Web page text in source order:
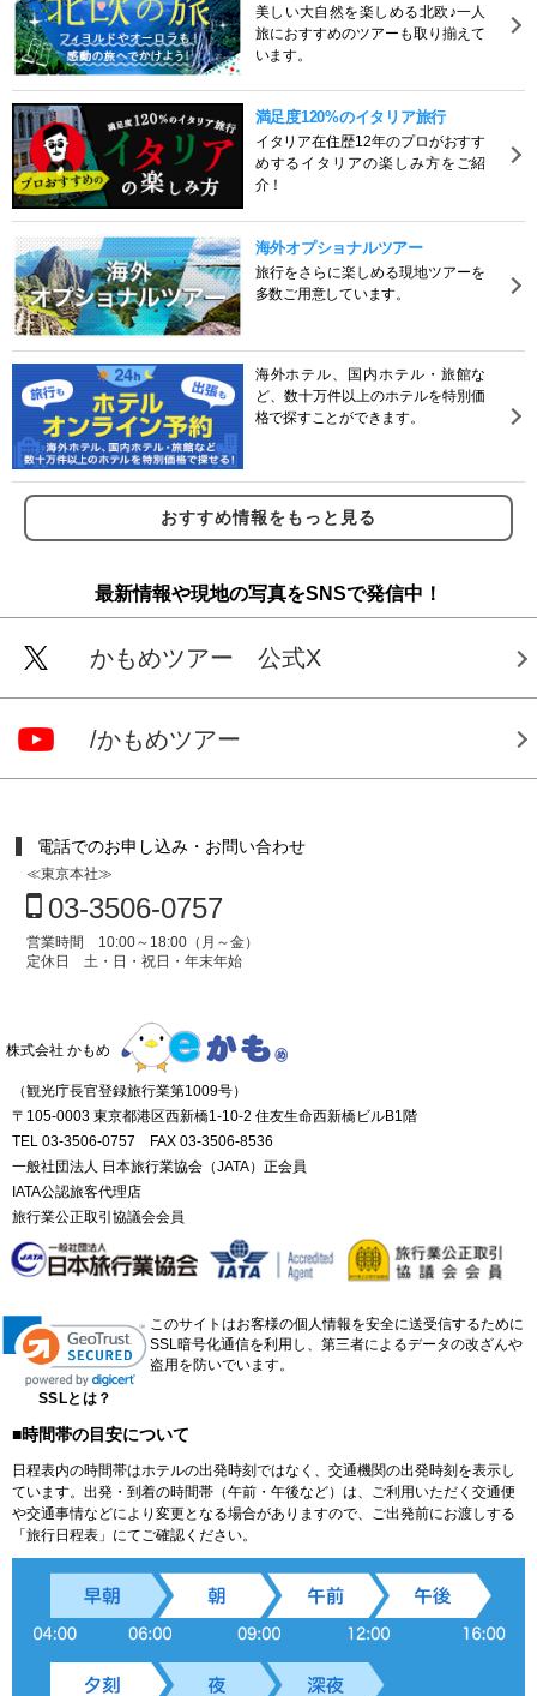
美しい大自然を楽しめる北欧♪一人
旅におすすめのツアーも取り揃えて
います。
満足度120%のイタリア旅行
イタリア在住歴12年のプロがおすす
めするイタリアの楽しみ方をご紹
介！
海外オプショナルツアー
旅行をさらに楽しめる現地ツアーを
多数ご用意しています。
海外ホテル、国内ホテル・旅館な
ど、数十万件以上のホテルを特別価
格で探すことができます。
おすすめ情報をもっと見る
最新情報や現地の写真をSNSで発信中！
かもめツアー 公式X
/かもめツアー
電話でのお申し込み・お問い合わせ
≪東京本社≫
03-3506-0757
営業時間 10:00～18:00（月～金）
定休日 土・日・祝日・年末年始
株式会社 かもめ
（観光庁長官登録旅行業第1009号）
〒105-0003 東京都港区西新橋1-10-2 住友生命西新橋ビルB1階
TEL 03-3506-0757 FAX 03-3506-8536
一般社団法人 日本旅行業協会（JATA）正会員
IATA公認旅客代理店
旅行業公正取引協議会会員
SSLとは？
このサイトはお客様の個人情報を安全に送受信するために
SSL暗号化通信を利用し、第三者によるデータの改ざんや
盗用を防いでいます。
■時間帯の目安について
日程表内の時間帯はホテルの出発時刻ではなく、交通機関の出発時刻を表示し
ています。出発・到着の時間帯（午前・午後など）は、ご利用いただく交通便
や交通事情などにより変更となる場合がありますので、ご出発前にお渡しする
「旅行日程表」にてご確認ください。